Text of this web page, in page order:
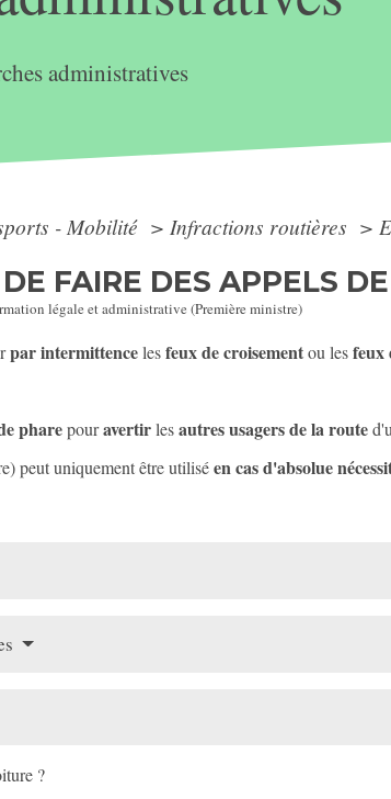
administratives
- Mobilité > Infractions routières >
FAIRE DES APPELS
légale et administrative (Première ministre)
par intermittencelesfeux de croisementou lesfeux
pharepouravertirlesautres usagers de la route
peut uniquement être utiliséen cas d'absolue
?